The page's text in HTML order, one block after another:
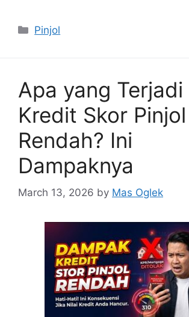
Categories
Pinjol
Apa yang Terjadi
Kredit Skor Pinjol
Rendah? Ini
Dampaknya
March 13, 2026 by Mas Oglek